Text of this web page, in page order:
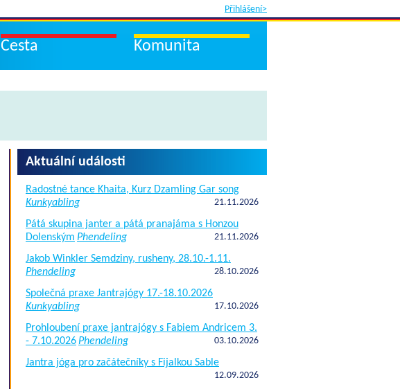
Přihlášení>
Cesta Komunita
Aktuální události
Radostné tance Khaita, Kurz Dzamling Gar song
Kunkyabling
21.11.2026
Pátá skupina janter a pátá pranajáma s Honzou
Dolenským Phendeling 21.11.2026
Jakob Winkler Semdziny, rusheny, 28.10.-1.11.
Phendeling
28.10.2026
Společná praxe Jantrajógy 17.-18.10.2026
Kunkyabling
17.10.2026
Prohloubení praxe jantrajógy s Fabiem Andricem 3.
- 7.10.2026Phendeling 03.10.2026
Jantra jóga pro začátečníky s Fijalkou Sable
12.09.2026